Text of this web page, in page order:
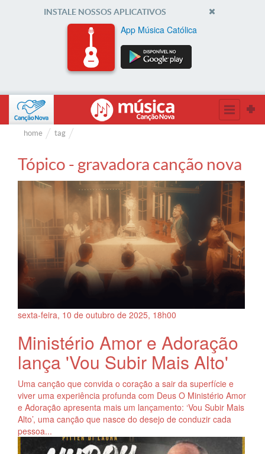
INSTALE NOSSOS APLICATIVOS
App Música Católica
home tag
Tópico - gravadora canção nova
sexta-feira, 10 de outubro de 2025, 18h00
Ministério Amor e Adoração
lança 'Vou Subir Mais Alto'
Uma canção que convida o coração a sair da superfície e
viver uma experiência profunda com Deus O Ministério Amor
e Adoração apresenta mais um lançamento: ‘Vou Subir Mais
Alto’, uma canção que nasce do desejo de conduzir cada
pessoa...